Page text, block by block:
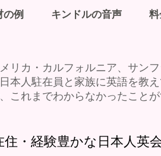
リカ・カルフォルニア、サン
本人駐在員と家族に英語を教
これまでわからなかったこと
・経験豊かな日本人英
の例 キンドルの音声